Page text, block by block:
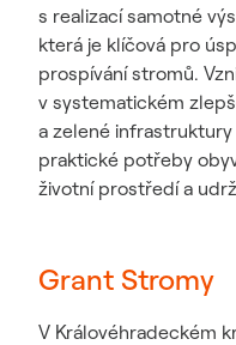
s realizací samotné
která je klíčová pro
prospívání stromů.
v systematickém
a zelené
praktické potřeby
životní prostředí a
Grant Stromy
V Královéhradeckém